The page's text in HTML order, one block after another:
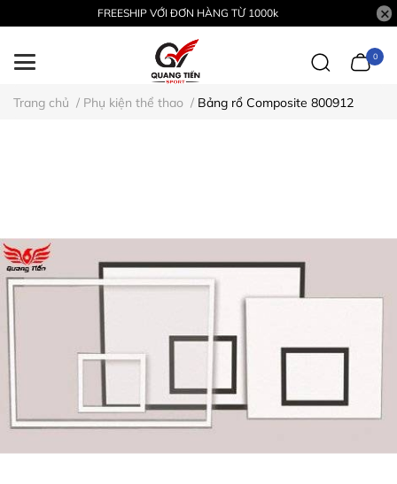
FREESHIP VỚI ĐƠN HÀNG TỪ 1000k
0
Trang chủ / Phụ kiện thể thao / Bảng rổ Composite 800912